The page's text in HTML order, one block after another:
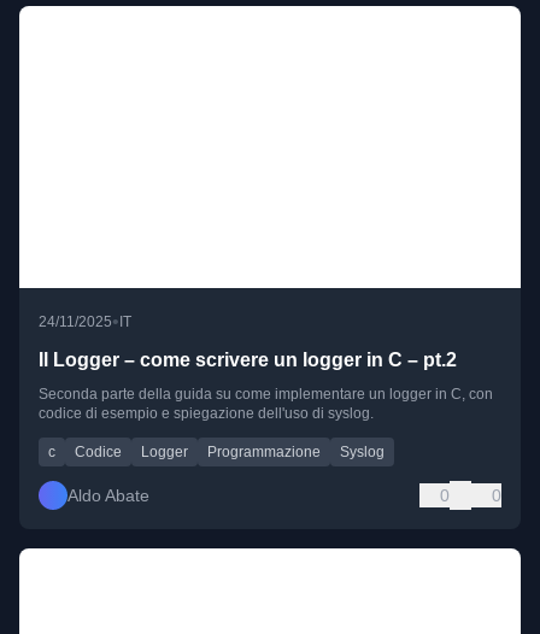
24/11/2025• IT
Il Logger – come scrivere un logger in C – pt.2
Seconda parte della guida su come implementare un logger in C, con
codice di esempio e spiegazione dell'uso di syslog.
c Codice Logger Programmazione Syslog
Aldo Abate 0 0